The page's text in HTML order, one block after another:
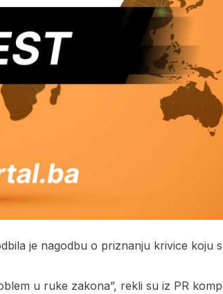
je nagodbu o priznanju krivice koju
u ruke zakona”, rekli su iz PR